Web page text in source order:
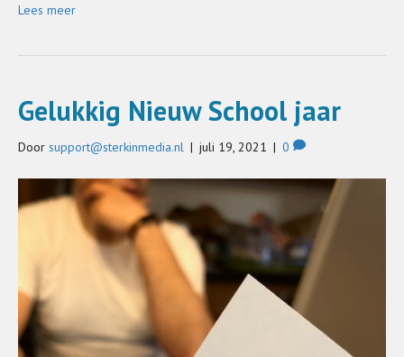
Lees meer
Gelukkig Nieuw School jaar
Door support@sterkinmedia.nl | juli 19, 2021 | 0